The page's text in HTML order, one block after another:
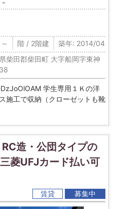
-
階 / 2階建
築年: 2014/04
柴田郡柴田町 大字船岡字東神
学生専用１Ｋの洋
施工で収納（クローゼットも靴
RC造・公団タイプの
菱UFJカード払い可
賃貸 募集中